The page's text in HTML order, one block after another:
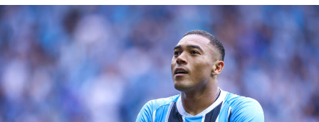
houve ruptura ligamentar.
A tendência é de que Renato utilize força máxima no
sábado (10) contra o São Luiz, na Arena. A bola rola pela
sétima rodada a partir das 16h30min (horário de
Brasília), Lucas Besozzi e André Henrique são os cotados
para a vaga de Nathan Fernandes. Se nenhum jogador